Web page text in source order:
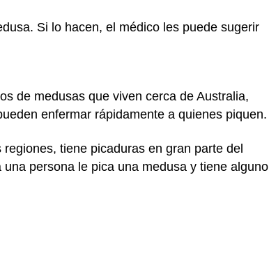
Si lo hacen, el médico les puede sugerir
de medusas que viven cerca de Australia,
enfermar rápidamente a quienes piquen.
tiene picaduras en gran parte del
persona le pica una medusa y tiene alguno